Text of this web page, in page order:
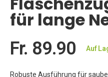
springen
für lange
Fr. 89.90 Auf
Robuste Ausführung für